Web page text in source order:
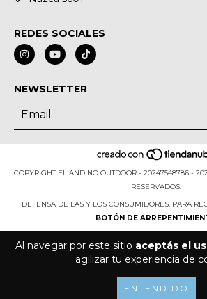
Al navegar por este sitio aceptás el
agilizar tu experiencia de
ENTENDIDO
REDES SOCIALES
NEWSLETTER
COPYRIGHT EL ANDINO OUTDOOR - 20247548786 -
RESERVADOS.
DEFENSA DE LAS Y LOS CONSUMIDORES. PARA
BOTÓN DE